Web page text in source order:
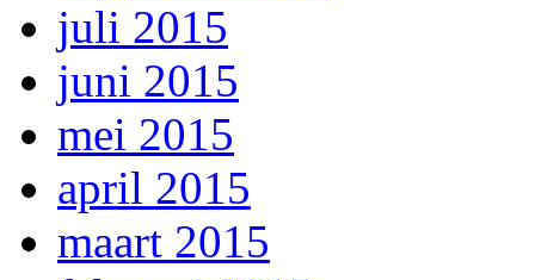
juli 2015
juni 2015
mei 2015
april 2015
maart 2015